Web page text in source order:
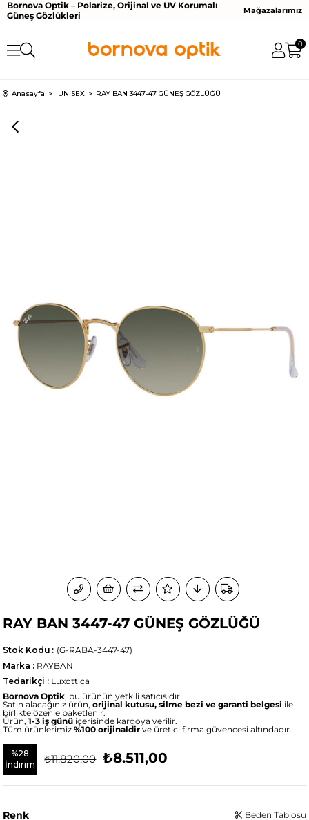
Bornova Optik – Polarize, Orijinal ve UV Korumalı
Güneş Gözlükleri
Mağazalarımız
0
Anasayfa UNISEX RAY BAN 3447-47 GÜNEŞ GÖZLÜĞÜ
RAY BAN 3447-47 GÜNEŞ GÖZLÜĞÜ
(G-RABA-3447-47)
Stok Kodu
Marka : RAYBAN
Tedarikçi : Luxottica
Bornova Optik, bu ürünün yetkili satıcısıdır.
Satın alacağınız ürün,orijinal kutusu, silme bezi ve garanti belgesi ile
birlikte özenle paketlenir.
Ürün,1-3 iş günü içerisinde kargoya verilir.
Tüm ürünlerimiz%100 orijinaldirve üretici firma güvencesi altındadır.
%28
İndirim
₺11.820,00 ₺8.511,00
Renk Beden Tablosu